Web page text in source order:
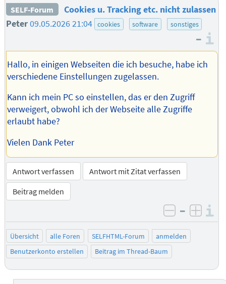
SELF-Forum
Cookies u. Tracking etc. nicht zulassen
Peter09.05.2026 21:04 cookies software sonstiges
–
Hallo, in einigen Webseiten die ich besuche, habe ich
verschiedene Einstellungen zugelassen.
Kann ich mein PC so einstellen, das er den Zugriff
verweigert, obwohl ich der Webseite alle Zugriffe
erlaubt habe?
Vielen Dank Peter
Antwort verfassen
Antwort mit Zitat verfassen
Beitrag melden
negativ
–
Übersicht alle Foren SELFHTML-Forum
anmelden
Benutzerkonto erstellen
Beitrag im Thread-Baum